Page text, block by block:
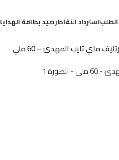
استرداد النقاطرصيد بطاقة الهدايا
ماي تايب المهدئ – 60 ملي